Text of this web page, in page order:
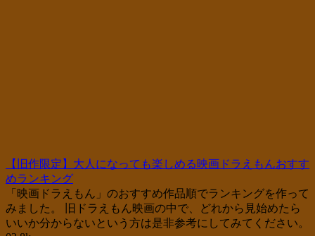
【旧作限定】大人になっても楽しめる映画ドラえもんおすす
めランキング
「映画ドラえもん」のおすすめ作品順でランキングを作って
みました。 旧ドラえもん映画の中で、どれから見始めたら
いいか分からないという方は是非参考にしてみてください。